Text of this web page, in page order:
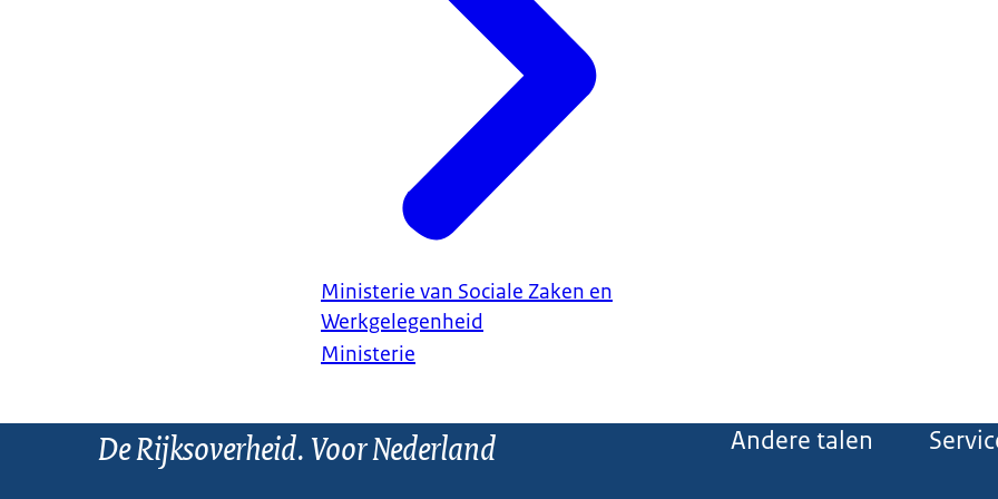
Ministerie van Sociale Zaken en
Werkgelegenheid
Ministerie
De Rijksoverheid. Voor Nederland Andere talen